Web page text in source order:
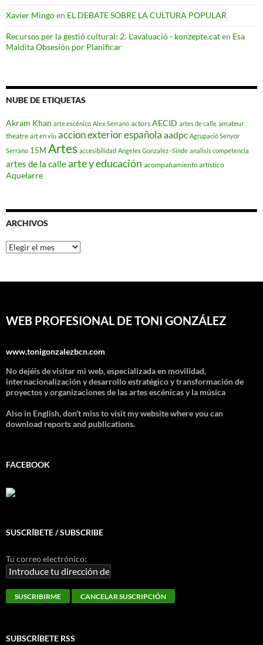
Xavier Mingoen EL DEBATE SOBRE LA CULTURA POPULAR
Recursos per la gestió cultural: 2: L'avaluació - konzepte.caten Esa
Maldita Obsesión por Planificar
NUBE DE ETIQUETAS
Akram Khan arte escénico Alex Serrano actors AECID artes de calle amateur
theatre art en viu accion exterior española aadpc Agrupació Senyor
Serrano 15M Artes accesibilidad Angeles Gonzalez -Sinde analisis competencia
artes de la callearte y educación acompañamiento artístico
Aquelarre
ARCHIVOS
Archivos
WEB PROFESIONAL DE TONI GONZÁLEZ
www.tonigonzalezbcn.com
No dejéis de visitar mi web, especializada en movilidad,
internacionalización y desarrollo estratégico y transformación de
proyectos y organizaciones de las artes escénicas y la música
Also in English, don't miss to visit my website where you can
download reports and publications.
FACEBOOK
SUSCRÍBETE / SUBSCRIBE
Tu correo electrónico:
SUBSCRÍBETE RSS